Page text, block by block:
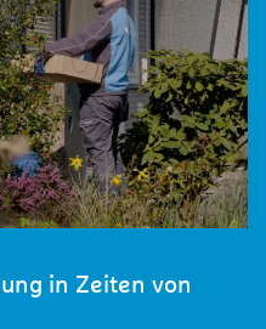
in Zeiten von